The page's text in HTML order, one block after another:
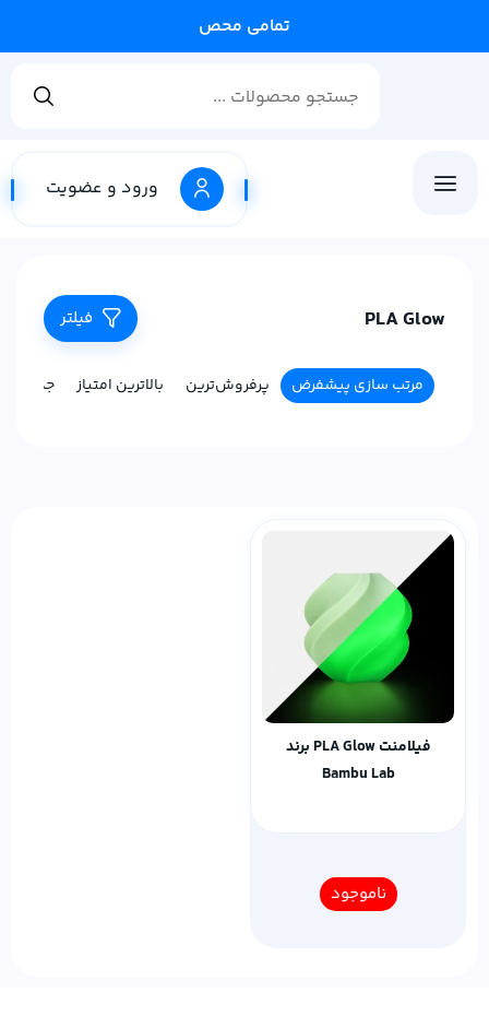
تمامی محصولات
ورود و عضویت
PLA Glow فیلتر
مرتب سازی پیشفرض پرفروش‌ترین بالاترین امتیاز
فیلامنت PLA Glow برند
Bambu Lab
ناموجود